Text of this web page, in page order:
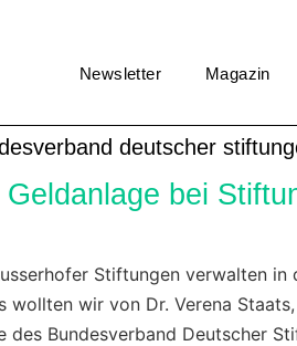
Newsletter Magazin
deutscher
bei
Stiftungen verwalten
wollten wir von Dr. Verena
des Bundesverband Deutscher